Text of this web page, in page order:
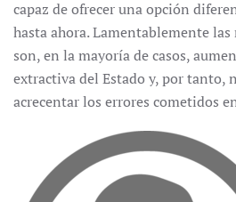
capaz de ofrecer una opción
hasta ahora. Lamentablemente las
son, en la mayoría de casos,
extractiva del Estado y, por tanto,
acrecentar los errores cometidos